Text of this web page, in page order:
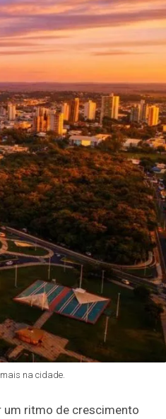
na cidade.
ritmo de crescimento